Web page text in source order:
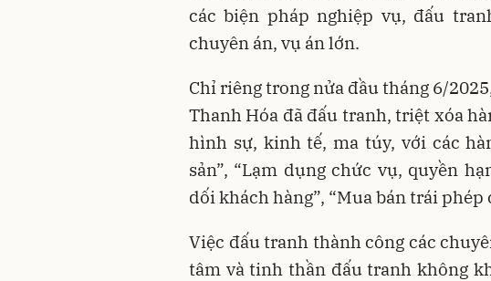
các biện pháp nghiệp vụ, đấu
chuyên án, vụ án lớn.
Chỉ riêng trong nửa đầutháng 6/
Thanh Hóa đã đấu tranh, triệt xóa
hình sự, kinh tế, ma túy, với các
sản”, “Lạm dụng chức vụ, quyền
dối khách hàng”, “Mua bán trái phép
Việc đấu tranh thành công các
tâm và tinh thần đấu tranh không